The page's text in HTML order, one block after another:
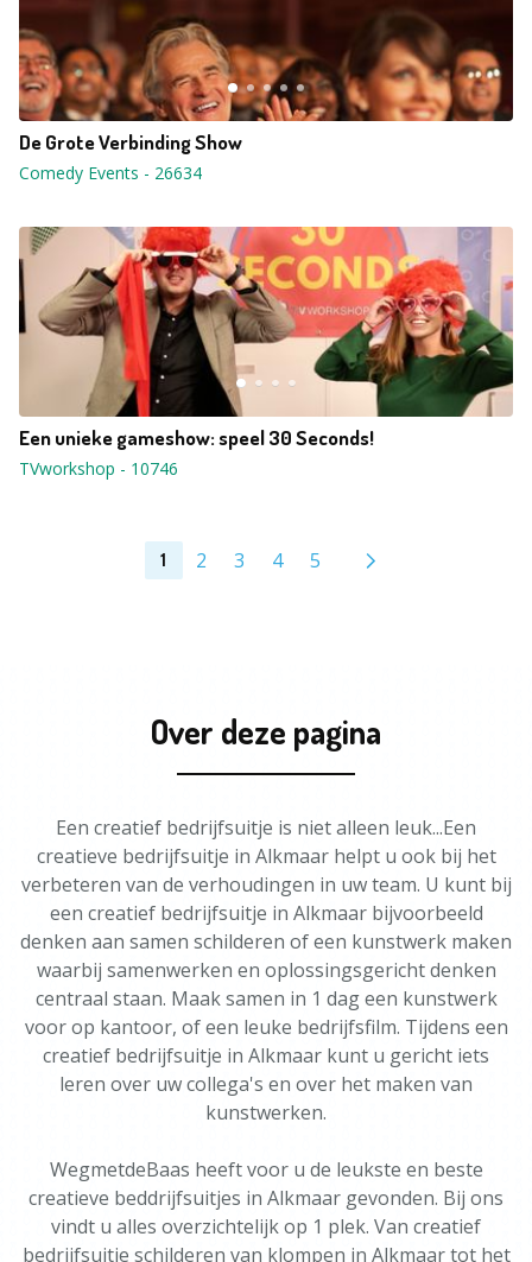
De Grote Verbinding Show
Comedy Events - 26634
Een unieke gameshow: speel 30 Seconds!
TVworkshop - 10746
1 2 3 4 5
Over deze pagina
Een creatief bedrijfsuitje is niet alleen leuk...Een
creatieve bedrijfsuitje in Alkmaar helpt u ook bij het
verbeteren van de verhoudingen in uw team. U kunt bij
een creatief bedrijfsuitje in Alkmaar bijvoorbeeld
denken aan samen schilderen of een kunstwerk maken
waarbij samenwerken en oplossingsgericht denken
centraal staan. Maak samen in 1 dag een kunstwerk
voor op kantoor, of een leuke bedrijfsfilm. Tijdens een
creatief bedrijfsuitje in Alkmaar kunt u gericht iets
leren over uw collega's en over het maken van
kunstwerken.
WegmetdeBaas heeft voor u de leukste en beste
creatieve beddrijfsuitjes in Alkmaar gevonden. Bij ons
vindt u alles overzichtelijk op 1 plek. Van creatief
bedrijfsuitje schilderen van klompen in Alkmaar tot het